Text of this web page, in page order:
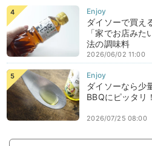
ダイソーで買え
「家でお店み
法の調味料
2026/06/02 11:00
ダイソーなら少
BBQにピッタリ
2026/07/25 08:00